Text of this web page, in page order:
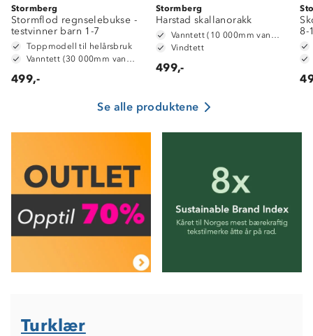
Stormberg
Stormflod regnselebukse -
testvinner barn 1-7
Toppmodell til helårsbruk
Vanntett (30 000mm vannsøyle)
499,-
Stormberg
Harstad skallanorakk
Vanntett (10 000mm vannsøyle)
Vindtett
499,-
8-
Se alle produktene
Turklær